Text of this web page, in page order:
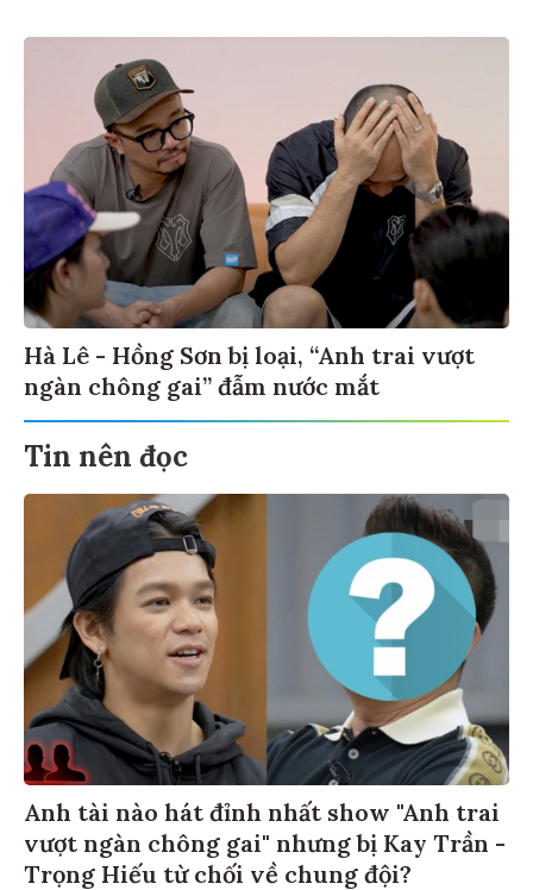
Hà Lê - Hồng Sơn bị loại, “Anh trai vượt
ngàn chông gai” đẫm nước mắt
Tin nên đọc
Anh tài nào hát đỉnh nhất show "Anh trai
vượt ngàn chông gai" nhưng bị Kay Trần -
Trọng Hiếu từ chối về chung đội?